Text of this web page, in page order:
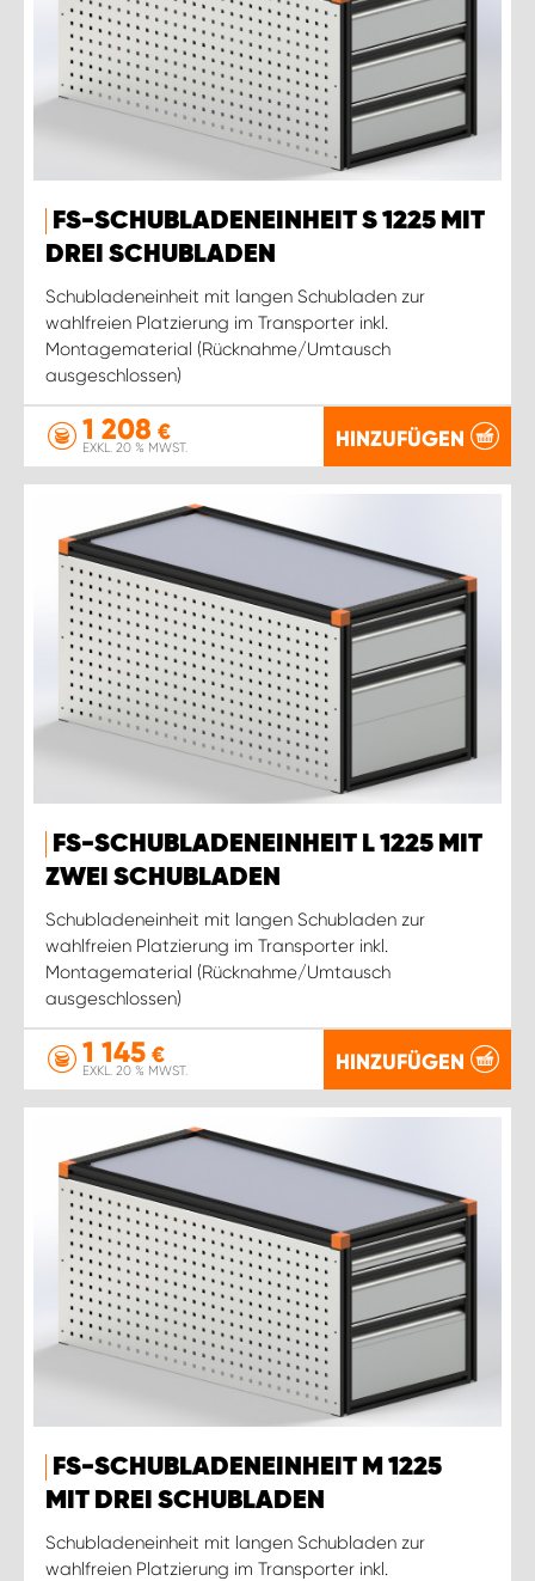
FS-SCHUBLADENEINHEIT S 1225 MIT
DREI SCHUBLADEN
Schubladeneinheit mit langen Schubladen zur
wahlfreien Platzierung im Transporter inkl.
Montagematerial (Rücknahme/Umtausch
ausgeschlossen)
1 208 €
EXKL. 20 % MWST. HINZUFÜGEN
FS-SCHUBLADENEINHEIT L 1225 MIT
ZWEI SCHUBLADEN
Schubladeneinheit mit langen Schubladen zur
wahlfreien Platzierung im Transporter inkl.
Montagematerial (Rücknahme/Umtausch
ausgeschlossen)
1 145 €
EXKL. 20 % MWST. HINZUFÜGEN
FS-SCHUBLADENEINHEIT M 1225
MIT DREI SCHUBLADEN
Schubladeneinheit mit langen Schubladen zur
wahlfreien Platzierung im Transporter inkl.